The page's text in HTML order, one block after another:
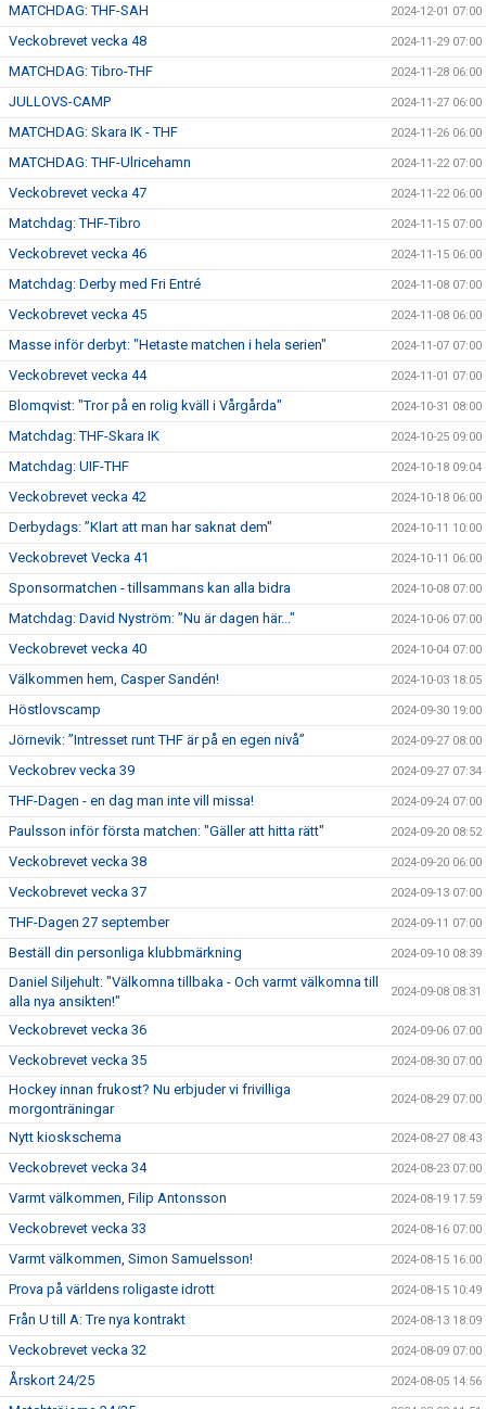
MATCHDAG: THF-SAH 2024-12-01 07:00
Veckobrevet vecka 48 2024-11-29 07:00
MATCHDAG: Tibro-THF 2024-11-28 06:00
JULLOVS-CAMP 2024-11-27 06:00
MATCHDAG: Skara IK - THF 2024-11-26 06:00
MATCHDAG: THF-Ulricehamn 2024-11-22 07:00
Veckobrevet vecka 47 2024-11-22 06:00
Matchdag: THF-Tibro 2024-11-15 07:00
Veckobrevet vecka 46 2024-11-15 06:00
Matchdag: Derby med Fri Entré 2024-11-08 07:00
Veckobrevet vecka 45 2024-11-08 06:00
Masse inför derbyt: "Hetaste matchen i hela serien" 2024-11-07 07:00
Veckobrevet vecka 44 2024-11-01 07:00
Blomqvist: "Tror på en rolig kväll i Vårgårda" 2024-10-31 08:00
Matchdag: THF-Skara IK 2024-10-25 09:00
Matchdag: UIF-THF 2024-10-18 09:04
Veckobrevet vecka 42 2024-10-18 06:00
Derbydags: ”Klart att man har saknat dem" 2024-10-11 10:00
Veckobrevet Vecka 41 2024-10-11 06:00
Sponsormatchen - tillsammans kan alla bidra 2024-10-08 07:00
Matchdag: David Nyström: ”Nu är dagen här..." 2024-10-06 07:00
Veckobrevet vecka 40 2024-10-04 07:00
Välkommen hem, Casper Sandén! 2024-10-03 18:05
Höstlovscamp 2024-09-30 19:00
Jörnevik: ”Intresset runt THF är på en egen nivå” 2024-09-27 08:00
Veckobrev vecka 39 2024-09-27 07:34
THF-Dagen - en dag man inte vill missa! 2024-09-24 07:00
Paulsson inför första matchen: "Gäller att hitta rätt" 2024-09-20 08:52
Veckobrevet vecka 38 2024-09-20 06:00
Veckobrevet vecka 37 2024-09-13 07:00
THF-Dagen 27 september 2024-09-11 07:00
Beställ din personliga klubbmärkning 2024-09-10 08:39
Daniel Siljehult: "Välkomna tillbaka - Och varmt välkomna till
alla nya ansikten!"
2024-09-08 08:31
Veckobrevet vecka 36 2024-09-06 07:00
Veckobrevet vecka 35 2024-08-30 07:00
Hockey innan frukost? Nu erbjuder vi frivilliga
morgonträningar
2024-08-29 07:00
Nytt kioskschema 2024-08-27 08:43
Veckobrevet vecka 34 2024-08-23 07:00
Varmt välkommen, Filip Antonsson 2024-08-19 17:59
Veckobrevet vecka 33 2024-08-16 07:00
Varmt välkommen, Simon Samuelsson! 2024-08-15 16:00
Prova på världens roligaste idrott 2024-08-15 10:49
Från U till A: Tre nya kontrakt 2024-08-13 18:09
Veckobrevet vecka 32 2024-08-09 07:00
Årskort 24/25 2024-08-05 14:56